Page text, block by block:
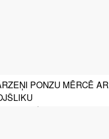
PONZU MĒRCĒ AR